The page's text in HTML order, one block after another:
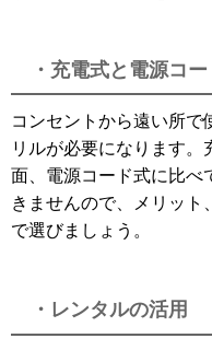
・充電式と電源コ
コンセントから遠い所で
リルが必要になります
面、電源コード式に比べ
きませんので、メリット
で選びましょう。
・レンタルの活用